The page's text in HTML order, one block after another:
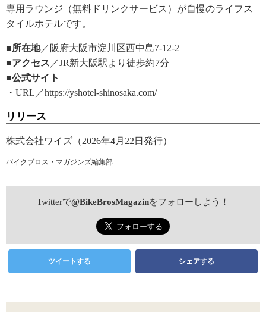
専用ラウンジ（無料ドリンクサービス）が自慢のライフス
タイルホテルです。
■所在地／阪府大阪市淀川区西中島7-12-2
■アクセス ／JR新大阪駅より徒歩約7分
■公式サイト
・URL／https://yshotel-shinosaka.com/
リリース
株式会社ワイズ（2026年4月22日発行）
バイクブロス・マガジンズ編集部
Twitterで@BikeBrosMagazinをフォローしよう！
ツイートする シェアする